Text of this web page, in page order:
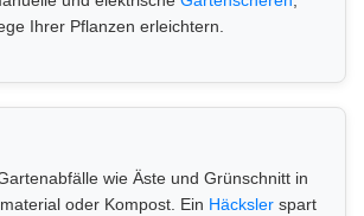
Ihrer Pflanzen erleichtern.
wie Äste und Grünschnitt in
oder Kompost. Ein Häcksler spart